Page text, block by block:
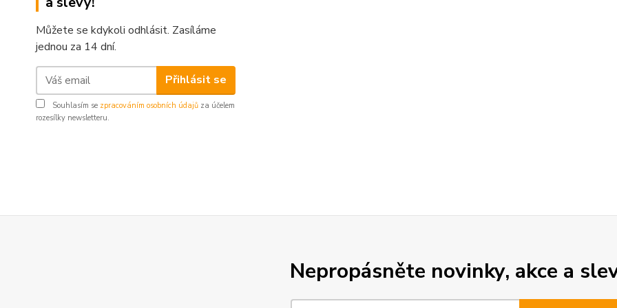
Můžete se kdykoli odhlásit. Zasíláme
jednou za 14 dní.
Přihlásit se
Souhlasím se zpracováním osobních údajů za účelem
rozesílky newsletteru.
Nepropásněte novinky, akce a